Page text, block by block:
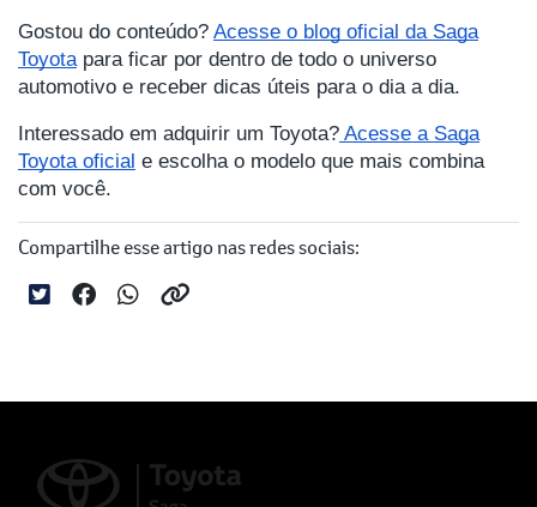
Gostou do conteúdo? Acesse o blog oficial da Saga
Toyotapara ficar por dentro de todo o universo
automotivo e receber dicas úteis para o dia a dia.
Interessado em adquirir um Toyota? Acesse a Saga
Toyota oficial e escolha o modelo que mais combina
com você.
Compartilhe esse artigo nas redes sociais: